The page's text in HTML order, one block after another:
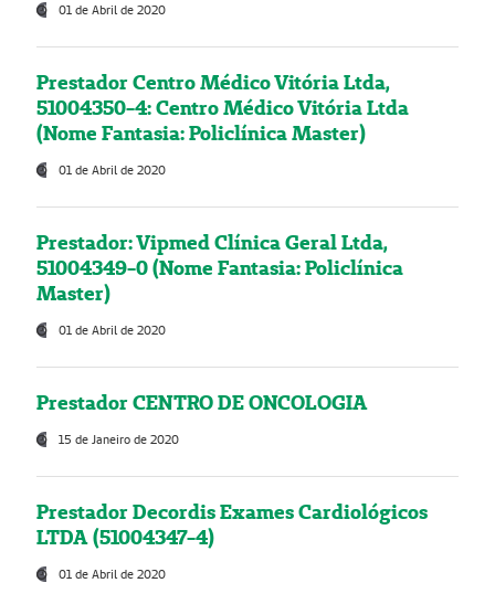
01 de Abril de 2020
Prestador Centro Médico Vitória Ltda,
51004350-4: Centro Médico Vitória Ltda
(Nome Fantasia: Policlínica Master)
01 de Abril de 2020
Prestador: Vipmed Clínica Geral Ltda,
51004349-0 (Nome Fantasia: Policlínica
Master)
01 de Abril de 2020
Prestador CENTRO DE ONCOLOGIA
15 de Janeiro de 2020
Prestador Decordis Exames Cardiológicos
LTDA (51004347-4)
01 de Abril de 2020